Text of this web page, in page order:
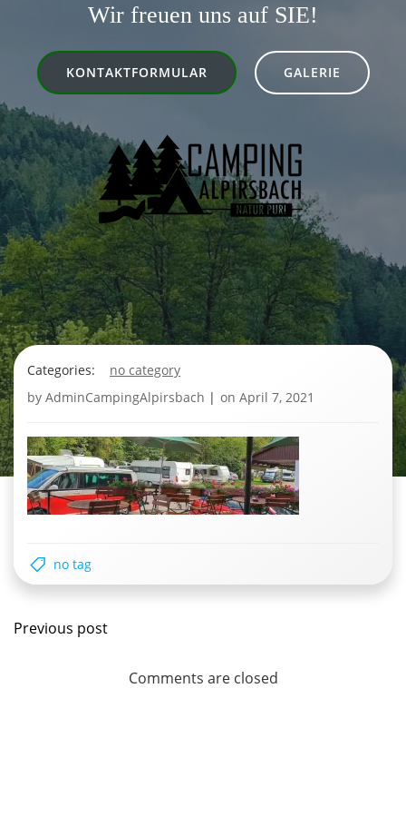
Wir freuen uns auf SIE!
KONTAKTFORMULAR GALERIE
Categories:
no category
by AdminCampingAlpirsbach | on April 7, 2021
no tag
Post
navigation
Previous post
Comments are closed